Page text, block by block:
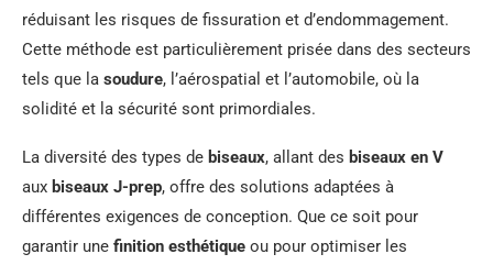
réduisant les risques de fissuration et d’endommagement.
Cette méthode est particulièrement prisée dans des secteurs
tels que la soudure, l’aérospatial et l’automobile, où la
solidité et la sécurité sont primordiales.
La diversité des types de biseaux, allant des biseaux en V
aux biseaux J-prep, offre des solutions adaptées à
différentes exigences de conception. Que ce soit pour
garantir une finition esthétique ou pour optimiser les